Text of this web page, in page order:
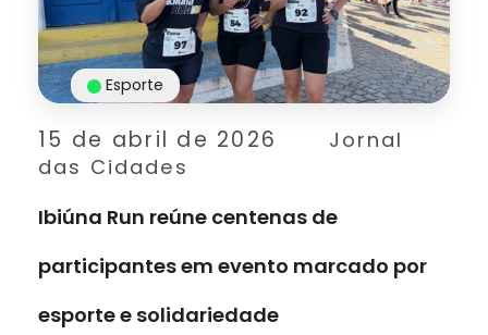
15 de abril de 2026
Jornal
das Cidades
Esporte
Ibiúna Run reúne centenas de
participantes em evento marcado por
esporte e solidariedade